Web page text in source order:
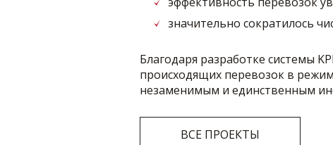
значительно сократилось
Благодаря разработке системы
происходящих перевозок в
незаменимым и единственным
ВСЕ ПРОЕКТЫ